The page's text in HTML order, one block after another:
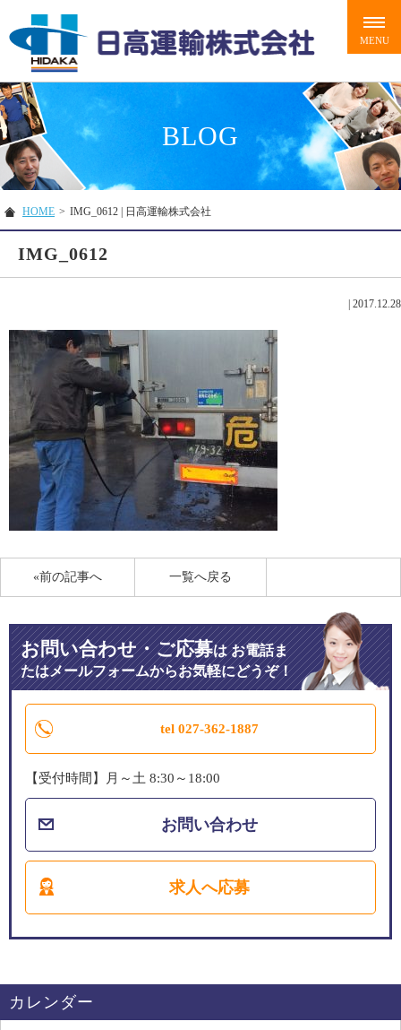
BLOG
HOME > IMG_0612 | 日高運輸株式会社
IMG_0612
| 2017.12.28
«前の記事へ 一覧へ戻る
お問い合わせ・ご応募はお電話ま
たはメールフォームからお気軽にどうぞ！
tel 027-362-1887
【受付時間】月～土 8:30～18:00
お問い合わせ
求人へ応募
カレンダー